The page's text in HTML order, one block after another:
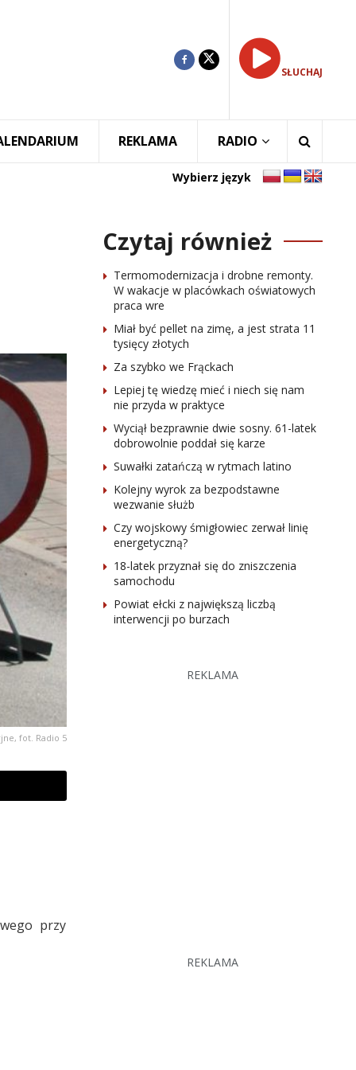
SŁUCHAJ
REKLAMA RADIO
Wybierz język
fot. Radio 5
przy
Czytaj również
Termomodernizacja i drobne remonty.
W wakacje w placówkach oświatowych
praca wre
Miał być pellet na zimę, a jest strata 11
tysięcy złotych
Za szybko we Frąckach
Lepiej tę wiedzę mieć i niech się nam
nie przyda w praktyce
Wyciął bezprawnie dwie sosny. 61-latek
dobrowolnie poddał się karze
Suwałki zatańczą w rytmach latino
Kolejny wyrok za bezpodstawne
wezwanie służb
Czy wojskowy śmigłowiec zerwał linię
energetyczną?
18-latek przyznał się do zniszczenia
samochodu
Powiat ełcki z największą liczbą
interwencji po burzach
REKLAMA
REKLAMA